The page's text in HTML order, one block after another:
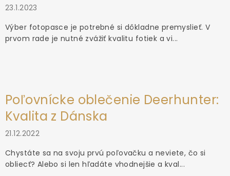
23.1.2023
Výber fotopasce je potrebné si dôkladne premyslieť. V
prvom rade je nutné zvážiť kvalitu fotiek a vi...
Poľovnícke oblečenie Deerhunter:
Kvalita z Dánska
21.12.2022
Chystáte sa na svoju prvú poľovačku a neviete, čo si
obliecť? Alebo si len hľadáte vhodnejšie a kval...